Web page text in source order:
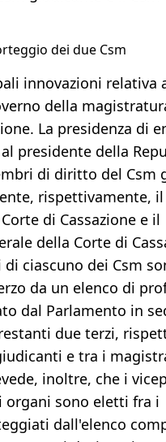
dei due Csm
innovazioni relativa
della
La presidenza di
presidente della
di diritto del Csm
rispettivamente,
di Cassazione e il
della Corte di
ciascuno dei Csm
da un elenco di
dal Parlamento in
due terzi,
e tra i
inoltre, che i
organi sono eletti fra i
dall'elenco